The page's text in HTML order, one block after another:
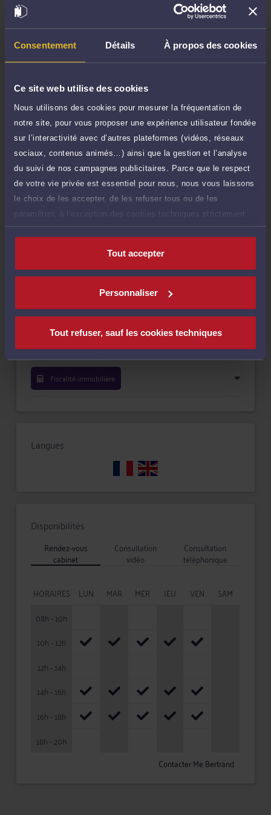
Consentement Détails À propos des cookies
Ce site web utilise des cookies
Nous utilisons des cookies pour mesurer la fréquentation de
notre site, pour vous proposer une expérience utilisateur fondée
sur l’interactivité avec d’autres plateformes (vidéos, réseaux
sociaux, contenus animés…) ainsi que la gestion et l’analyse
du suivi de nos campagnes publicitaires. Parce que le respect
de votre vie privée est essentiel pour nous, nous vous laissons
le choix de les accepter, de les refuser tous ou de les
paramétrer, à l’exception des cookies techniques strictement
nécessaires au fonctionnement du site.
Tout accepter
Personnaliser
Tout refuser, sauf les cookies techniques
80 €
Demander un rappel
de 1.000 caractères)
Poser une question
Consultation écrite
Etude de votre dossier + possibilité
d'ajout d'une pièce jointe
600 €
TTC
Consulter par écrit
Compétences
Droit fiscal et droit douanier
Fiscalité immobilière
Langues
Disponibilités
Rendez-vous
cabinet
Consultation
vidéo
Consultation
téléphonique
HORAIRES LUN MAR MER JEU VEN
SAM
08h - 10h
10h - 12h
12h - 14h
14h - 16h
16h - 18h
18h - 20h
Contacter Me Bertrand